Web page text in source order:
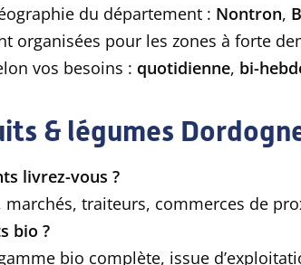
du département : Nontron,
organisées pour les zones à forte
vos besoins : quotidienne, bi-
& légumes
livrez-vous ?
marchés, traiteurs, commerces de
bio ?
bio complète, issue